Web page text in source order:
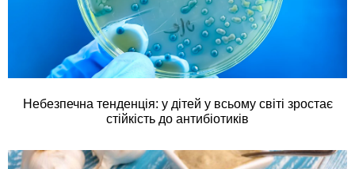
Небезпечна тенденція: у дітей у всьому світі зростає
стійкість до антибіотиків